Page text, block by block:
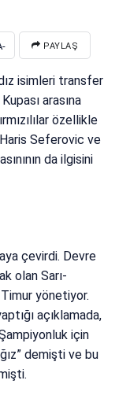
PAYLAŞ
isimleri transfer
arasına
özellikle
Seferovic ve
da ilgisini
çevirdi. Devre
olan Sarı-
Timur yönetiyor.
açıklamada,
için
demişti ve bu